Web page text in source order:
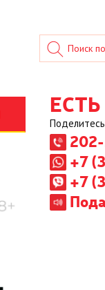
+7
+7